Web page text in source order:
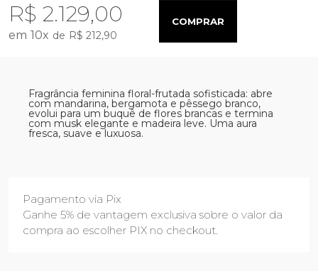
R$ 2.129,00
10x R$ 212,90
COMPRAR
Fragrância feminina floral-frutada sofisticada: abre
com mandarina, bergamota e pêssego branco,
evolui para um buquê de flores brancas e termina
com musk elegante e madeira leve. Uma aura
fresca, suave e luxuosa.
Pagamento via Pix
Ganhe 5% de vantagem exclusiva sobre o valor da
compra ao escolher PIX no checkout.